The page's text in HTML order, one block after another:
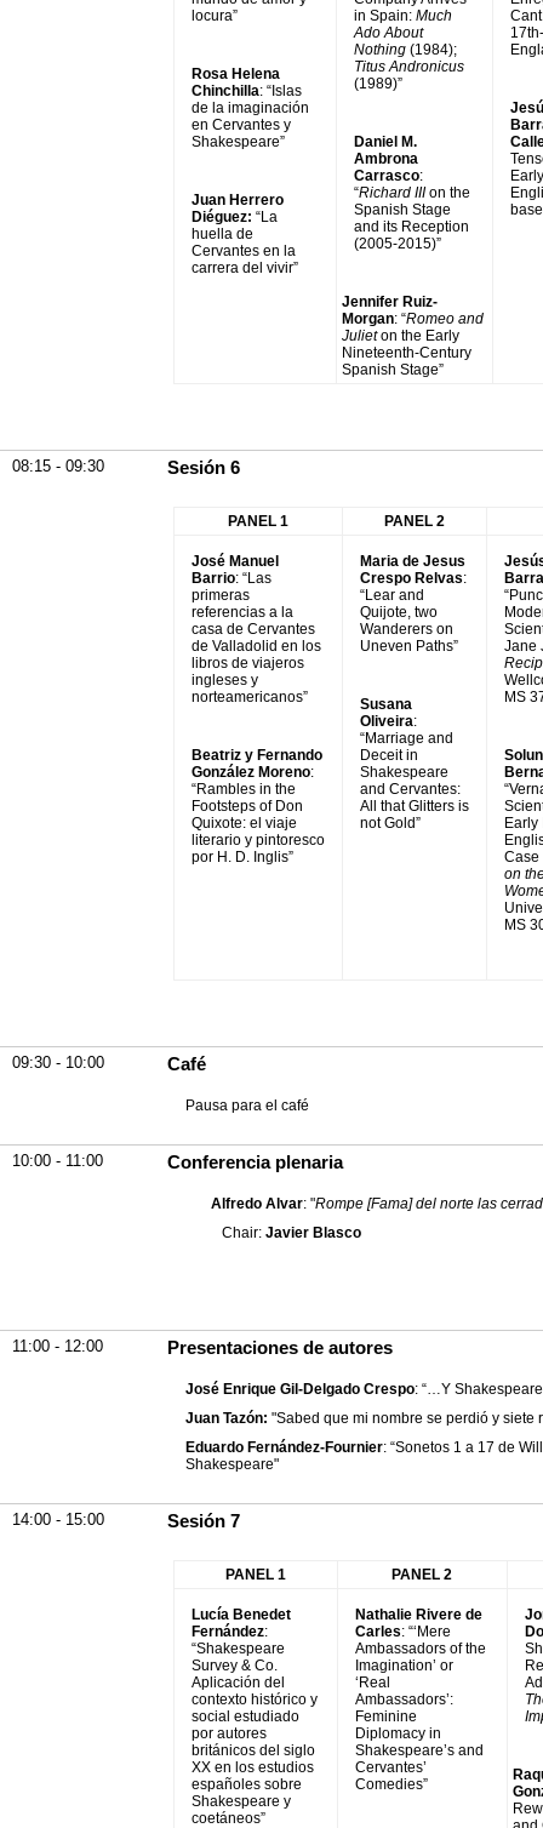
locura”
Rosa Helena
Chinchilla: “Islas
de la imaginación
en Cervantes y
Shakespeare”
Juan Herrero
Diéguez: “La
huella de
Cervantes en la
carrera del vivir”
in Spain: Much
Ado About
Nothing(1984);
Titus Andronicus
(1989)”
Daniel M.
Ambrona
Carrasco:
“Richard IIIon the
Spanish Stage
and its Reception
(2005-2015)”
Jennifer Ruiz-
Morgan: “Romeo and
Julieton the Early
Nineteenth-Century
Spanish Stage”
08:15 - 09:30 Sesión 6
PANEL 1 PANEL 2
José Manuel
Barrio: “Las
primeras
referencias a la
casa de Cervantes
de Valladolid en los
libros de viajeros
ingleses y
norteamericanos”
Beatriz y Fernando
González Moreno:
“Rambles in the
Footsteps of Don
Quixote: el viaje
literario y pintoresco
por H. D. Inglis”
Maria de Jesus
Crespo Relvas:
“Lear and
Quijote, two
Wanderers on
Uneven Paths”
Susana
Oliveira:
“Marriage and
Deceit in
Shakespeare
and Cervantes:
All that Glitters is
not Gold”
Jane
MS
Early
Case
on
MS
09:30 - 10:00 Café
Pausa para el café
10:00 - 11:00 Conferencia plenaria
Alfredo Alvar: "Rompe [Fama] del norte las
Chair: Javier Blasco
11:00 - 12:00 Presentaciones de autores
José Enrique Gil-Delgado Crespo: “…Y
Juan Tazón: "Sabed que mi nombre se perdió y siete
Eduardo Fernández-Fournier: “Sonetos 1 a 17 de
Shakespeare"
14:00 - 15:00 Sesión 7
PANEL 1 PANEL 2
Lucía Benedet
Fernández:
“Shakespeare
Survey & Co.
Aplicación del
contexto histórico y
social estudiado
por autores
británicos del siglo
XX en los estudios
españoles sobre
Shakespeare y
coetáneos”
Nathalie Rivere de
Carles: “‘Mere
Ambassadors of the
Imagination’ or
‘Real
Ambassadors’:
Feminine
Diplomacy in
Shakespeare’s and
Cervantes’
Comedies”